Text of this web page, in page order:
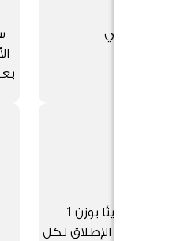
ظل جزئي
تسميد نخيل السبال المزروع حديثًا بوزن 1
بطيء الإطلاق لكل